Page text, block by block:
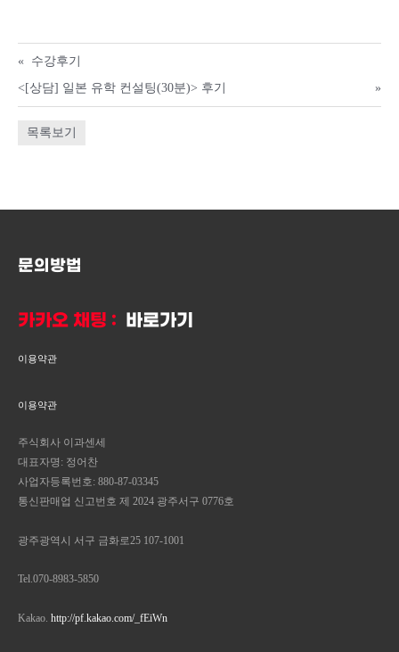
« 수강후기
<[상담] 일본 유학 컨설팅(30분)> 후기
»
목록보기
문의방법
카카오 채팅 : 바로가기
이용약관
이용약관
주식회사 이과센세
대표자명: 정어찬
사업자등록번호: 880-87-03345
통신판매업 신고번호 제 2024 광주서구 0776호
광주광역시 서구 금화로25 107-1001
Tel.070-8983-5850
Kakao. http://pf.kakao.com/_fEiWn